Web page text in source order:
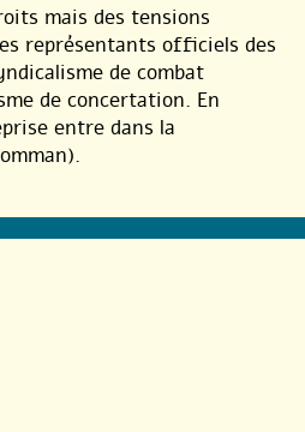
mais des tensions
représentants officiels des
de combat
de concertation. En
entre dans la